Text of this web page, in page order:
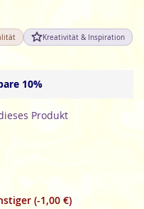
Kreativität & Inspiration
10%
Produkt
(-1,00 €)